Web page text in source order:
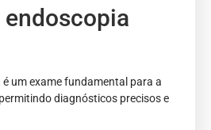
é um exame fundamental para a
diagnósticos precisos e